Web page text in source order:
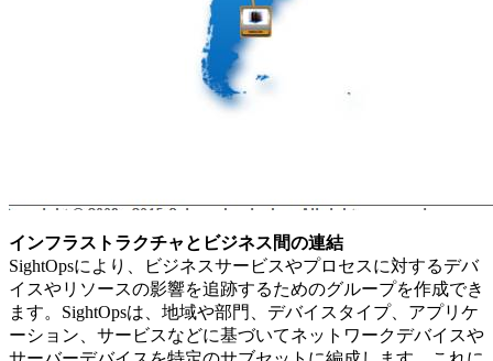
インフラストラクチャとビジネス間の連結
SightOpsにより、ビジネスサービスやプロセスに対するデバ
イスやリソースの影響を追跡するためのグループを作成でき
ます。SightOpsは、地域や部門、デバイスタイプ、アプリケ
ーション、サービスなどに基づいてネットワークデバイスや